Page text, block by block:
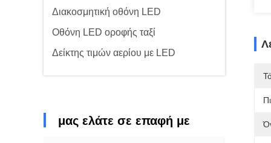
Διακοσμητική οθόνη LED
Οθόνη LED οροφής ταξί
Δείκτης τιμών αερίου με LED
μας ελάτε σε επαφή με